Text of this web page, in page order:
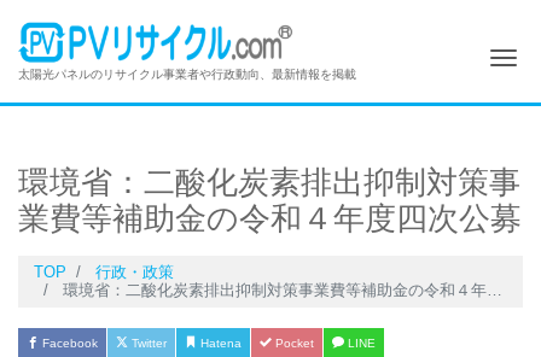
太陽光パネルのリサイクル事業者や行政動向、最新情報を掲載
環境省：二酸化炭素排出抑制対策事
業費等補助金の令和４年度四次公募
TOP
行政・政策
環境省：二酸化炭素排出抑制対策事業費等補助金の令和４年度四次公募
Facebook Twitter Hatena Pocket LINE